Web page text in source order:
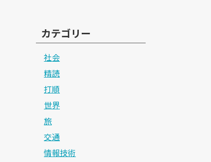
カテゴリー
社会
精読
打順
世界
旅
交通
情報技術